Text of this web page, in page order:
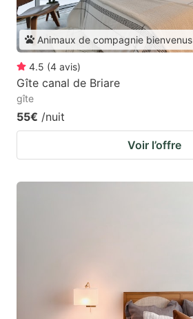
Animaux de compagnie bienvenus
4.5 (4 avis)
Gîte canal de Briare
gîte
55€ /nuit
Voir l’offre